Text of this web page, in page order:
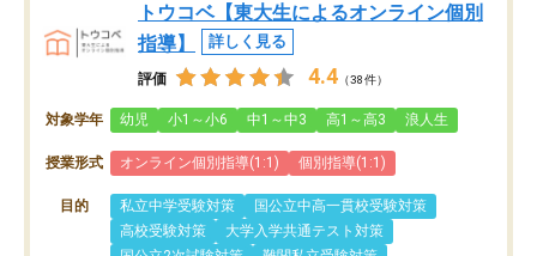
トウコベ【東大生によるオンライン個別
指導】
詳しく見る
評価 4.4 （38件）
対象学年 幼児 小1～小6 中1～中3 高1～高3 浪人生
授業形式 オンライン個別指導(1:1) 個別指導(1:1)
目的 私立中学受験対策
国公立中高一貫校受験対策
高校受験対策
大学入学共通テスト対策